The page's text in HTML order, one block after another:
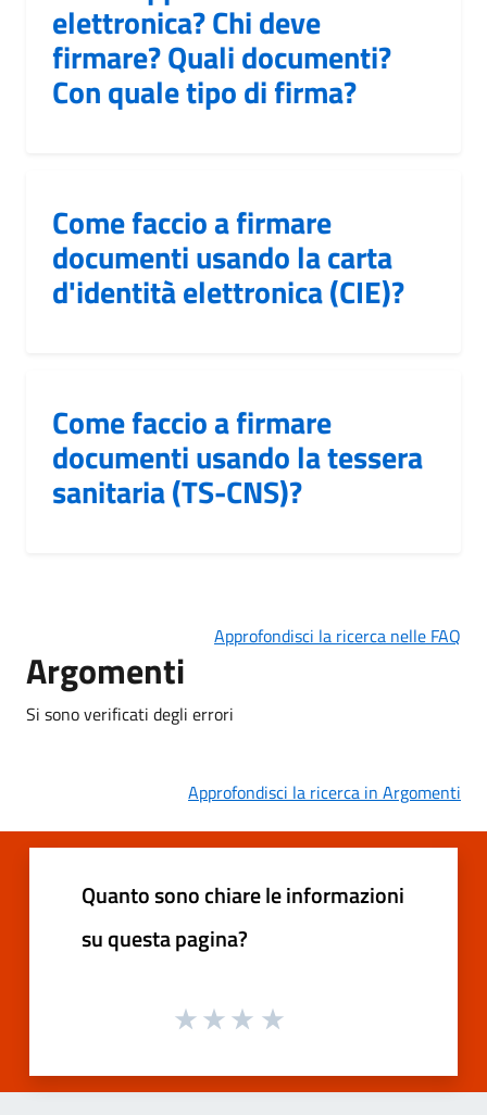
elettronica? Chi deve
firmare? Quali documenti?
Con quale tipo di firma?
Come faccio a firmare
documenti usando la carta
d'identità elettronica (CIE)?
Come faccio a firmare
documenti usando la tessera
sanitaria (TS-CNS)?
Approfondisci la ricerca nelle FAQ
Argomenti
Si sono verificati degli errori
Approfondisci la ricerca in Argomenti
Quanto sono chiare le informazioni
su questa pagina?